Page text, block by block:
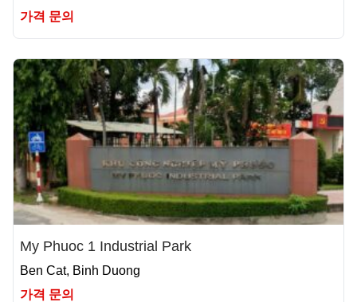
가격 문의
My Phuoc 1 Industrial Park
Ben Cat, Binh Duong
가격 문의